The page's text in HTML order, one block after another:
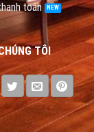
toán
TÔI